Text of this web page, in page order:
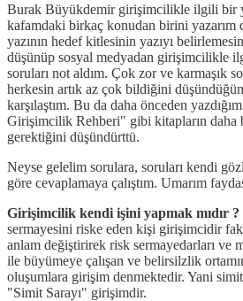
Burak Büyükdemir girişimcilikle ilgili bir
kafamdaki birkaç konudan birini yazarım
yazının hedef kitlesinin yazıyı
düşünüp sosyal medyadan girişimcilikle
soruları not aldım. Çok zor ve karmaşık
herkesin artık az çok bildiğini
karşılaştım. Bu da daha önceden
Girişimcilik Rehberi" gibi kitapların daha
gerektiğini düşündürttü.
Neyse gelelim sorulara, soruları kendi
göre cevaplamaya çalıştım. Umarım
Girişimcilik kendi işini yapmak mıdır ?
sermayesini riske eden kişi girişimcidir
anlam değiştirirek risk sermayedarları ve
ile büyümeye çalışan ve belirsilzlik
oluşumlara girişim denmektedir. Yani
"Simit Sarayı" girişimdir.